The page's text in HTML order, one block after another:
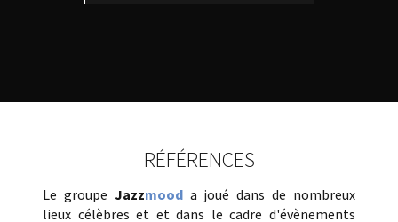
RÉFÉRENCES
Le groupe Jazzmooda joué dans de nombreux
lieux célèbres et et dans le cadre d'évènements